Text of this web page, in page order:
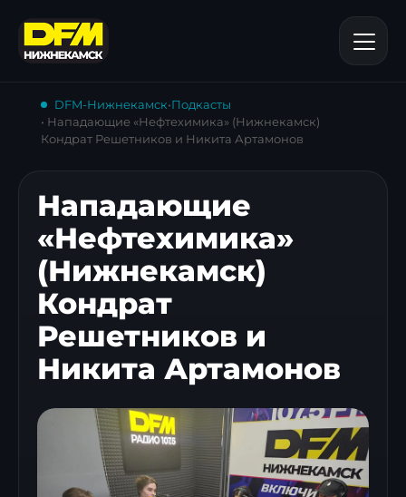
DFM-Нижнекамск•Подкасты
• Нападающие «Нефтехимика» (Нижнекамск)
Кондрат Решетников и Никита Артамонов
Нападающие
«Нефтехимика»
(Нижнекамск)
Кондрат
Решетников и
Никита Артамонов